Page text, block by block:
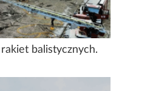
balistycznych.